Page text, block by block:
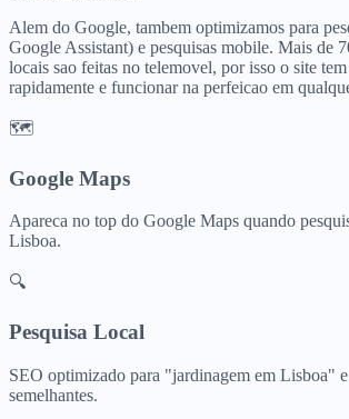
Alem do Google, tambem optimizamos para
Google Assistant) e pesquisas mobile. Mais de
locais sao feitas no telemovel, por isso o site
rapidamente e funcionar na perfeicao em
🗺️
Google Maps
Apareca no top do Google Maps quando
Lisboa.
🔍
Pesquisa Local
SEO optimizado para "jardinagem em Lisboa"
semelhantes.